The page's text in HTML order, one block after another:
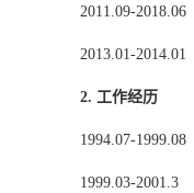
2011.09-2018.06
2013.01-2014.01
2. 工作经历
1994.07-1999.08
1999.03-2001.3